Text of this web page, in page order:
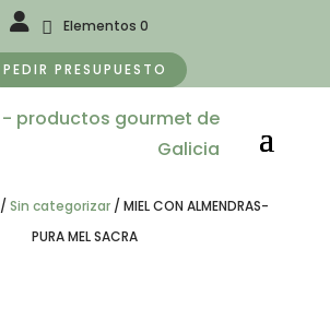
Elementos 0
PEDIR PRESUPUESTO
/ Sin categorizar/ MIEL CON ALMENDRAS-
PURA MEL SACRA